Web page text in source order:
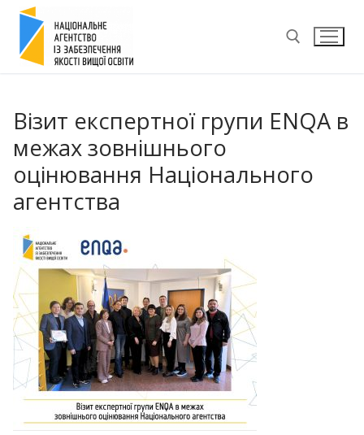
Перейти
вмісту
Візит експертної групи ENQA в
межах зовнішнього
оцінювання Національного
агентства